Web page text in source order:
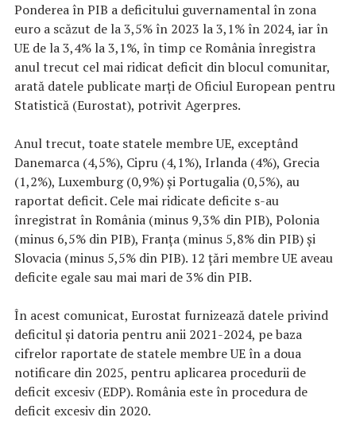
Ponderea în PIB a deficitului guvernamental în zona
euro a scăzut de la 3,5% în 2023 la 3,1% în 2024, iar în
UE de la 3,4% la 3,1%, în timp ce România înregistra
anul trecut cel mai ridicat deficit din blocul comunitar,
arată datele publicate marţi de Oficiul European pentru
Statistică (Eurostat), potrivit Agerpres.
Anul trecut, toate statele membre UE, exceptând
Danemarca (4,5%), Cipru (4,1%), Irlanda (4%), Grecia
(1,2%), Luxemburg (0,9%) şi Portugalia (0,5%), au
raportat deficit. Cele mai ridicate deficite s-au
înregistrat în România (minus 9,3% din PIB), Polonia
(minus 6,5% din PIB), Franţa (minus 5,8% din PIB) şi
Slovacia (minus 5,5% din PIB). 12 ţări membre UE aveau
deficite egale sau mai mari de 3% din PIB.
În acest comunicat, Eurostat furnizează datele privind
deficitul şi datoria pentru anii 2021-2024, pe baza
cifrelor raportate de statele membre UE în a doua
notificare din 2025, pentru aplicarea procedurii de
deficit excesiv (EDP). România este în procedura de
deficit excesiv din 2020.